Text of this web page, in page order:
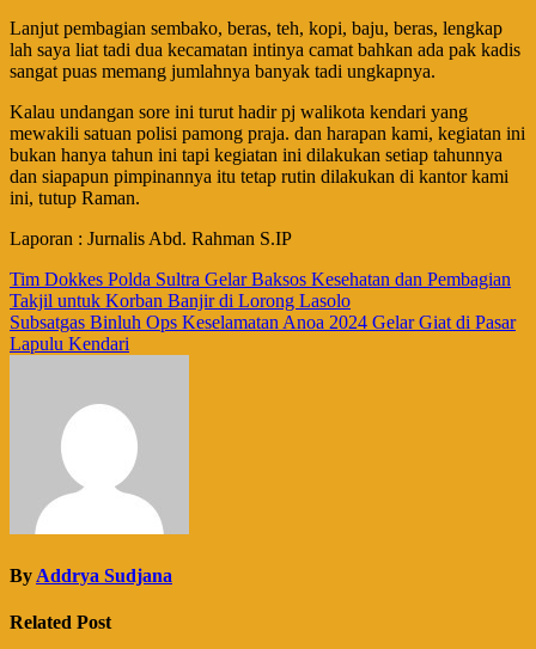
Lanjut pembagian sembako, beras, teh, kopi, baju, beras, lengkap
lah saya liat tadi dua kecamatan intinya camat bahkan ada pak kadis
sangat puas memang jumlahnya banyak tadi ungkapnya.
Kalau undangan sore ini turut hadir pj walikota kendari yang
mewakili satuan polisi pamong praja. dan harapan kami, kegiatan ini
bukan hanya tahun ini tapi kegiatan ini dilakukan setiap tahunnya
dan siapapun pimpinannya itu tetap rutin dilakukan di kantor kami
ini, tutup Raman.
Laporan : Jurnalis Abd. Rahman S.IP
Navigasi
pos
Tim Dokkes Polda Sultra Gelar Baksos Kesehatan dan Pembagian
Takjil untuk Korban Banjir di Lorong Lasolo
Subsatgas Binluh Ops Keselamatan Anoa 2024 Gelar Giat di Pasar
Lapulu Kendari
By Addrya Sudjana
Related Post